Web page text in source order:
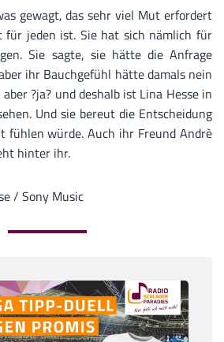
gewagt, das sehr viel Mut erfordert
für jeden ist. Sie hat sich nämlich für
Sie sagte, sie hätte die Anfrage
ihr Bauchgefühl hätte damals nein
?ja? und deshalb ist Lina Hesse in
Und sie bereut die Entscheidung
fühlen würde. Auch ihr Freund Andrè
hinter ihr.
/ Sony Music